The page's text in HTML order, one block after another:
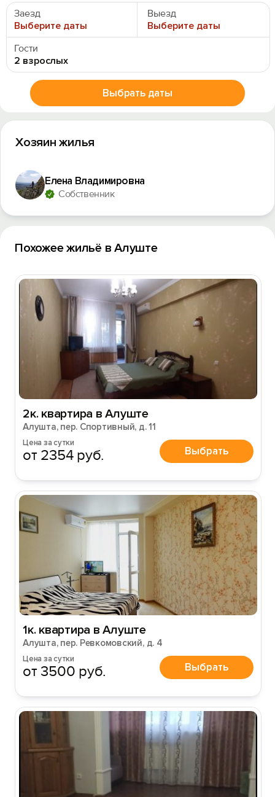
Заезд
Выберите даты
Выезд
Выберите даты
Гости
2 взрослых
Выбрать даты
Хозяин жилья
Елена Владимировна
Собственник
Похожее жильё в Алуште
2к. квартира в Алуште
Алушта, пер. Спортивный, д. 11
Цена за сутки
от 2354 руб. Выбрать
1к. квартира в Алуште
Алушта, пер. Ревкомовский, д. 4
Цена за сутки
от 3500 руб. Выбрать